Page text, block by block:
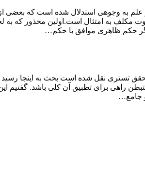
علم به وجوهی استدلال شده است که بعضی
به امتثال است.اولین محذور که به
حکم ظاهری موافق با حکم…
تستری نقل شده است بحث به اینجا رسید
مستبطن راهی برای تطبیق آن کلی باشد.
جامع…